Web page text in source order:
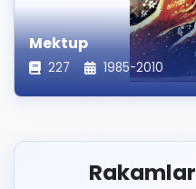
Mektup
227 1985-2010